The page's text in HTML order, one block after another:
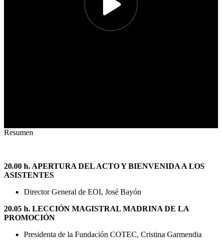
Resumen
20.00 h. APERTURA DEL ACTO Y BIENVENIDA A LOS
ASISTENTES
Director General de EOI, José Bayón
20.05 h. LECCIÓN MAGISTRAL MADRINA DE LA
PROMOCIÓN
Presidenta de la Fundación COTEC, Cristina Garmendia